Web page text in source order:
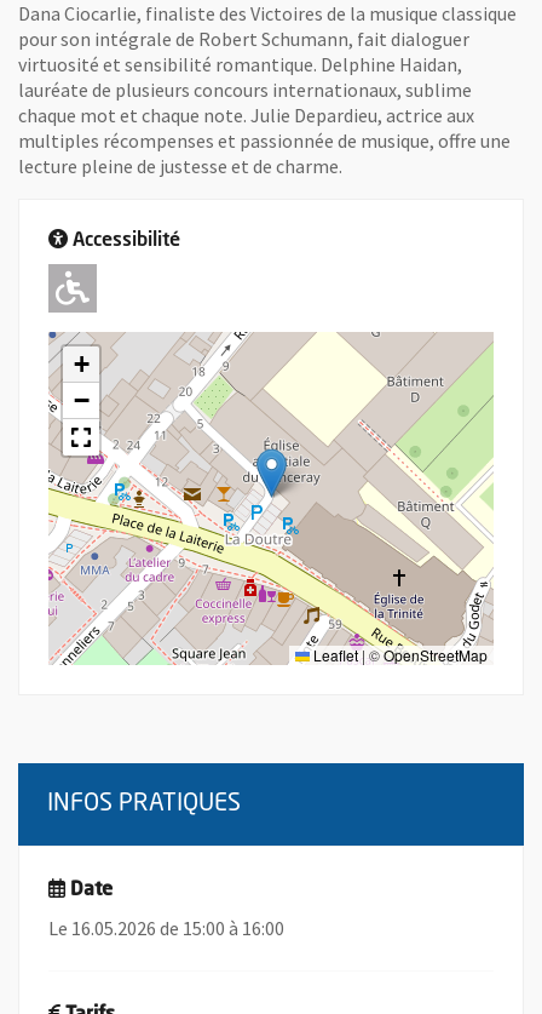
Dana Ciocarlie, finaliste des Victoires de la musique classique
pour son intégrale de Robert Schumann, fait dialoguer
virtuosité et sensibilité romantique. Delphine Haidan,
lauréate de plusieurs concours internationaux, sublime
chaque mot et chaque note. Julie Depardieu, actrice aux
multiples récompenses et passionnée de musique, offre une
lecture pleine de justesse et de charme.
Accessibilité
Adapté pour l'handicap Moteur
+
−
Leaflet|©OpenStreetMap
INFOS PRATIQUES
Date
Le 16.05.2026 de 15:00 à 16:00